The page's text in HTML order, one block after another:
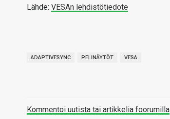
Lähde: VESAn lehdistötiedote
ADAPTIVESYNC PELINÄYTÖT VESA
Kommentoi uutista tai artikkelia foorumilla